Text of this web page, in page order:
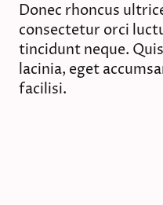
Donec rhoncus
consectetur orci
tincidunt neque.
lacinia, eget
facilisi.